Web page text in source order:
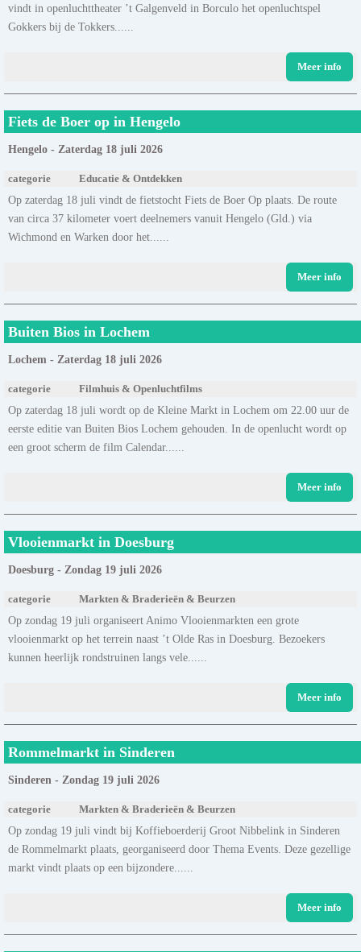
vindt in openluchttheater ’t Galgenveld in Borculo het openluchtspel
Gokkers bij de Tokkers......
Meer info
Fiets de Boer op in Hengelo
Hengelo - Zaterdag 18 juli 2026
categorie Educatie & Ontdekken
Op zaterdag 18 juli vindt de fietstocht Fiets de Boer Op plaats. De route
van circa 37 kilometer voert deelnemers vanuit Hengelo (Gld.) via
Wichmond en Warken door het......
Meer info
Buiten Bios in Lochem
Lochem - Zaterdag 18 juli 2026
categorie Filmhuis & Openluchtfilms
Op zaterdag 18 juli wordt op de Kleine Markt in Lochem om 22.00 uur de
eerste editie van Buiten Bios Lochem gehouden. In de openlucht wordt op
een groot scherm de film Calendar......
Meer info
Vlooienmarkt in Doesburg
Doesburg - Zondag 19 juli 2026
categorie Markten & Braderieën & Beurzen
Op zondag 19 juli organiseert Animo Vlooienmarkten een grote
vlooienmarkt op het terrein naast ’t Olde Ras in Doesburg. Bezoekers
kunnen heerlijk rondstruinen langs vele......
Meer info
Rommelmarkt in Sinderen
Sinderen - Zondag 19 juli 2026
categorie Markten & Braderieën & Beurzen
Op zondag 19 juli vindt bij Koffieboerderij Groot Nibbelink in Sinderen
de Rommelmarkt plaats, georganiseerd door Thema Events. Deze gezellige
markt vindt plaats op een bijzondere......
Meer info